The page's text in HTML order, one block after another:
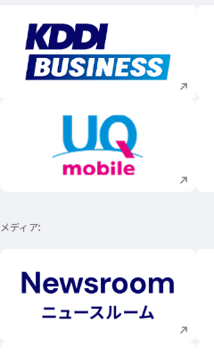
新規ウィンドウで開く
新規ウィンドウで開く
メディア
新規ウィンドウで開く